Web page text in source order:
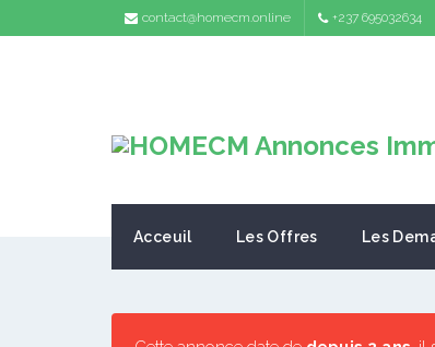
contact@homecm.online +237 695032634
Acceuil Les Offres Les